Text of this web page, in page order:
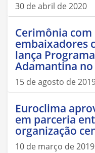
30 de abril de 2020
Cerimônia com
embaixadores
lança
Adamantina
15 de agosto de
Euroclima
em parceria
organização
10 de março de 2019